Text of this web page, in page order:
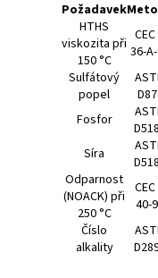
Požadavek
HTHS
viskozita při
150 °C
CEC
36-
Sulfátový
popel
Fosfor
Síra
Odparnost
(NOACK) při
250 °C
CEC
40-
Číslo
alkality